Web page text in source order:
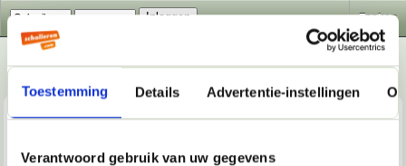
Toestemming Details Advertentie-instellingen
Verantwoord gebruik van uw gegevens
Zoeken